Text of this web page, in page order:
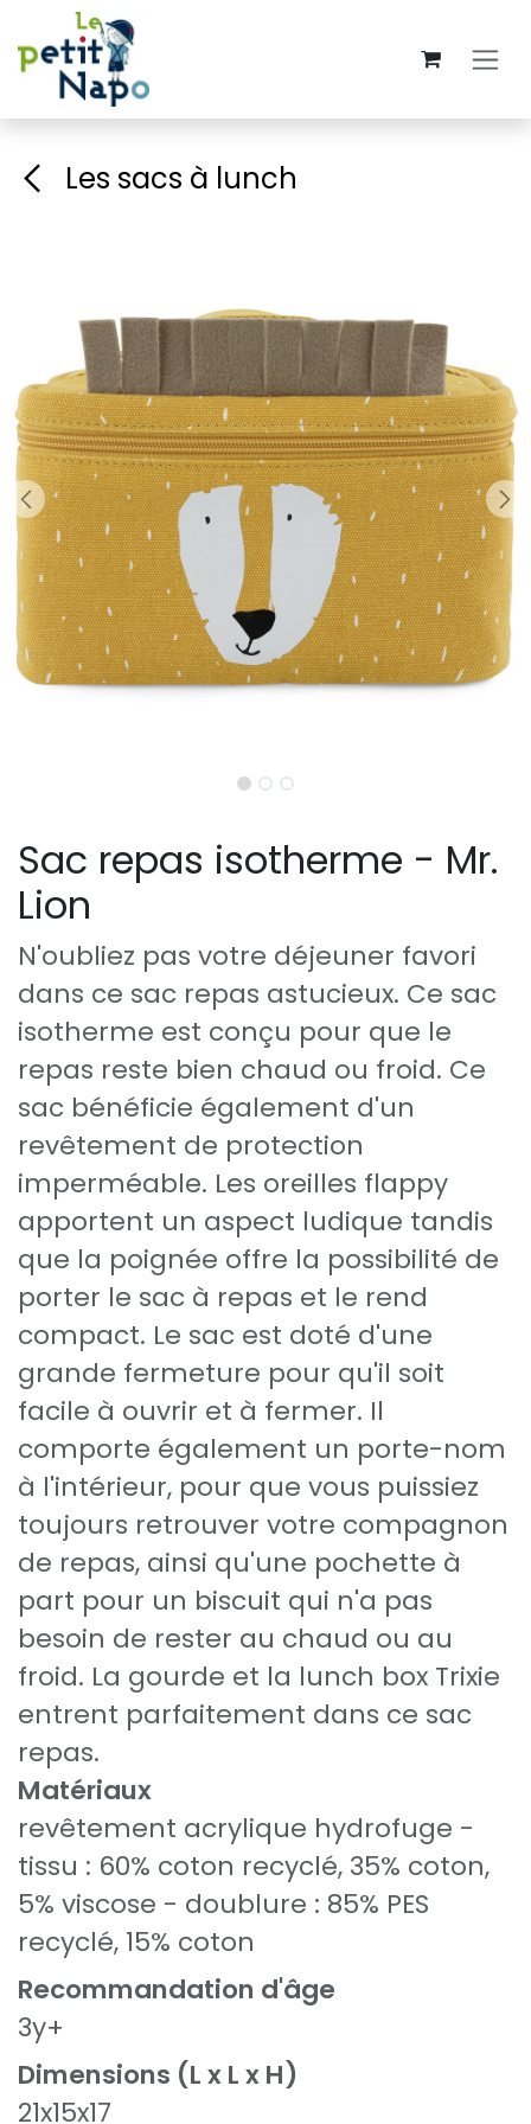
Overslaan naar inhoud
Les sacs à lunch
Sac repas isotherme - Mr.
Lion
N'oubliez pas votre déjeuner favori
dans ce sac repas astucieux. Ce sac
isotherme est conçu pour que le
repas reste bien chaud ou froid. Ce
sac bénéficie également d'un
revêtement de protection
imperméable. Les oreilles flappy
apportent un aspect ludique tandis
que la poignée offre la possibilité de
porter le sac à repas et le rend
compact. Le sac est doté d'une
grande fermeture pour qu'il soit
facile à ouvrir et à fermer. Il
comporte également un porte-nom
à l'intérieur, pour que vous puissiez
toujours retrouver votre compagnon
de repas, ainsi qu'une pochette à
part pour un biscuit qui n'a pas
besoin de rester au chaud ou au
froid. La gourde et la lunch box Trixie
entrent parfaitement dans ce sac
repas.
Matériaux
revêtement acrylique hydrofuge -
tissu : 60% coton recyclé, 35% coton,
5% viscose - doublure : 85% PES
recyclé, 15% coton
Recommandation d'âge
3y+
Dimensions (L x L x H)
21x15x17